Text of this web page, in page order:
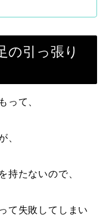
の引っ張り
って、
、
持たないので、
て失敗してしまい